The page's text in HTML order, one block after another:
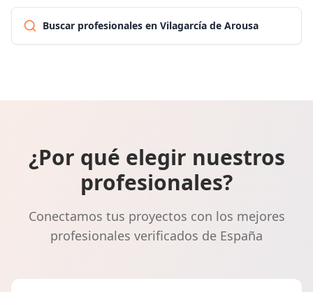
Buscar profesionales en Vilagarcía de Arousa
¿Por qué elegir nuestros
profesionales?
Conectamos tus proyectos con los mejores
profesionales verificados de España